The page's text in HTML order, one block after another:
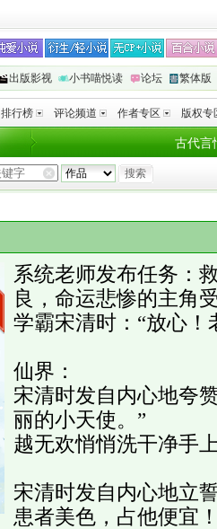
出版影视 小书喵悦读 论坛 繁体版
排行榜 评论频道 作者专区 版权专
古代言
系统老师发布任务：
良，命运悲惨的主角
学霸宋清时：“放心！
仙界：
宋清时发自内心地夸
丽的小天使。”
越无欢悄悄洗干净手
宋清时发自内心地立
患者美色，占他便宜